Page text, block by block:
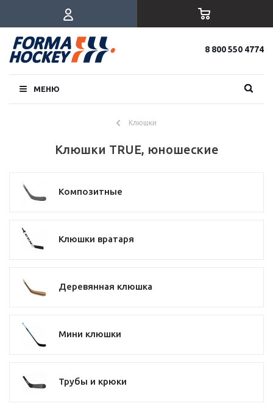
8 800 550 4774
МЕНЮ
Клюшки
Клюшки TRUE, юношеские
Композитные
Клюшки вратаря
Деревянная клюшка
Мини клюшки
Трубы и крюки